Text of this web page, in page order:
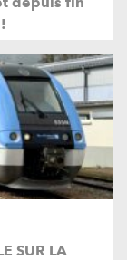
SUR LA